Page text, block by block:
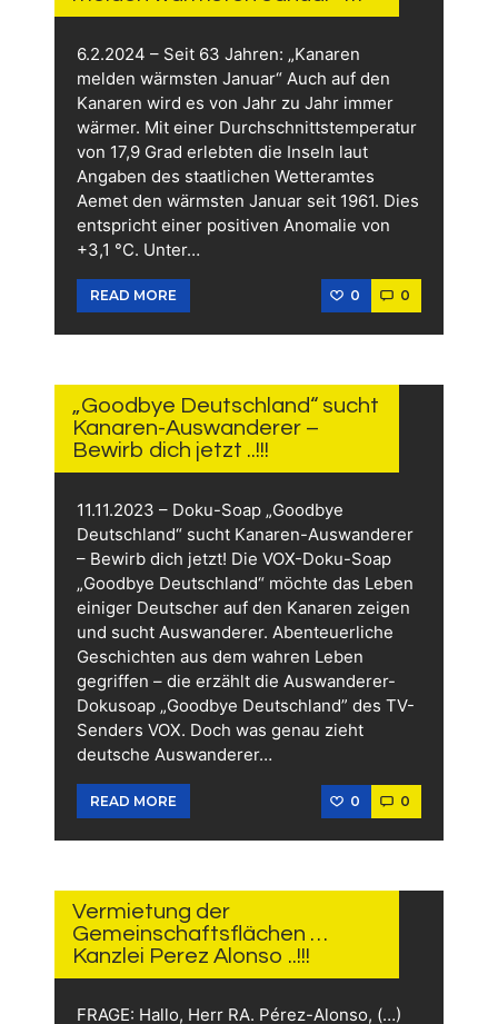
6.2.2024 – Seit 63 Jahren: „Kanaren
melden wärmsten Januar“ Auch auf den
Kanaren wird es von Jahr zu Jahr immer
wärmer. Mit einer Durchschnittstemperatur
von 17,9 Grad erlebten die Inseln laut
Angaben des staatlichen Wetteramtes
Aemet den wärmsten Januar seit 1961. Dies
entspricht einer positiven Anomalie von
+3,1 °C. Unter…
READ MORE 0 0
2023
„Goodbye Deutschland“ sucht
Kanaren-Auswanderer –
Bewirb dich jetzt ..!!!
11.11.2023 – Doku-Soap „Goodbye
Deutschland“ sucht Kanaren-Auswanderer
– Bewirb dich jetzt! Die VOX-Doku-Soap
„Goodbye Deutschland“ möchte das Leben
einiger Deutscher auf den Kanaren zeigen
und sucht Auswanderer. Abenteuerliche
Geschichten aus dem wahren Leben
gegriffen – die erzählt die Auswanderer-
Dokusoap „Goodbye Deutschland” des TV-
Senders VOX. Doch was genau zieht
deutsche Auswanderer…
READ MORE 0 0
Vermietung der
Gemeinschaftsflächen …
Kanzlei Perez Alonso ..!!!
FRAGE: Hallo, Herr RA. Pérez-Alonso, (…)